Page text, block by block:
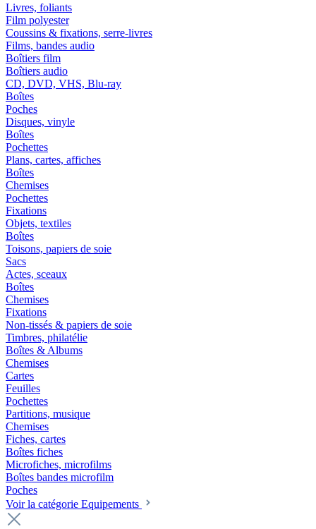
Livres, foliants
Film polyester
Coussins & fixations, serre-livres
Films, bandes audio
Boîtiers film
Boîtiers audio
CD, DVD, VHS, Blu-ray
Boîtes
Poches
Disques, vinyle
Boîtes
Pochettes
Plans, cartes, affiches
Boîtes
Chemises
Pochettes
Fixations
Objets, textiles
Boîtes
Toisons, papiers de soie
Sacs
Actes, sceaux
Boîtes
Chemises
Fixations
Non-tissés & papiers de soie
Timbres, philatélie
Boîtes & Albums
Chemises
Cartes
Feuilles
Pochettes
Partitions, musique
Chemises
Fiches, cartes
Boîtes fiches
Microfiches, microfilms
Boîtes bandes microfilm
Poches
Voir la catégorie Equipements